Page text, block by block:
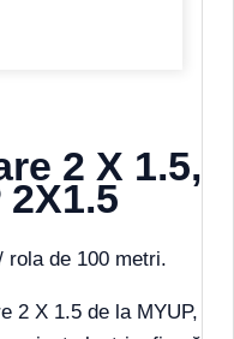
2 X 1.5,
2X1.5
rola de 100 metri.
2 X 1.5 de la MYUP,